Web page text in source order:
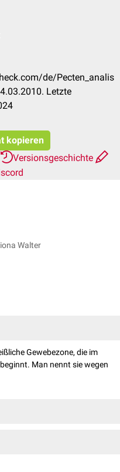
de/Pecten_analis
Letzte
kopieren
Versionsgeschichte
Walter
Gewebezone, die im
beginnt. Man nennt sie wegen